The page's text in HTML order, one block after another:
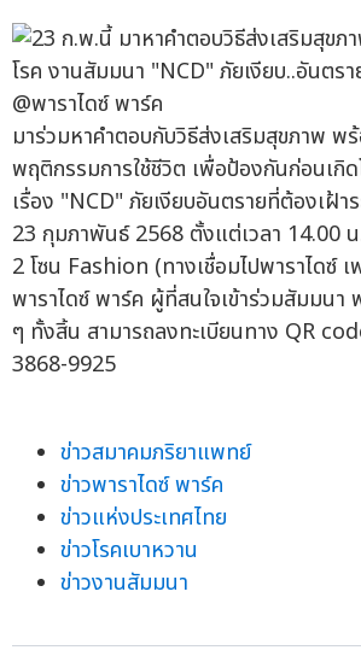
มาร่วมหาคำตอบกับวิธีส่งเสริมสุขภาพ พ
พฤติกรรมการใช้ชีวิต เพื่อป้องกันก่อนเกิ
เรื่อง "NCD" ภัยเงียบอันตรายที่ต้องเฝ้า
23 กุมภาพันธ์ 2568 ตั้งแต่เวลา 14.00
2 โซน Fashion (ทางเชื่อมไปพาราไดซ์
พาราไดซ์ พาร์ค ผู้ที่สนใจเข้าร่วมสัมมนา
ๆ ทั้งสิ้น สามารถลงทะเบียนทาง QR
3868-9925
ข่าวสมาคมภริยาแพทย์
ข่าวพาราไดซ์ พาร์ค
ข่าวแห่งประเทศไทย
ข่าวโรคเบาหวาน
ข่าวงานสัมมนา